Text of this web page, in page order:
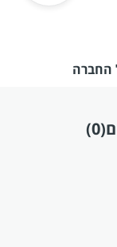
החברה
(0)